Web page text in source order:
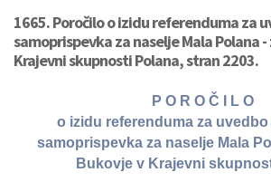
1665. Poročilo o izidu referenduma za
samoprispevka za naselje Mala Polana
Krajevni skupnosti Polana, stran 2203.
P O R O Č I L O
o izidu referenduma za
samoprispevka za naselje Mala
Bukovje v Krajevni